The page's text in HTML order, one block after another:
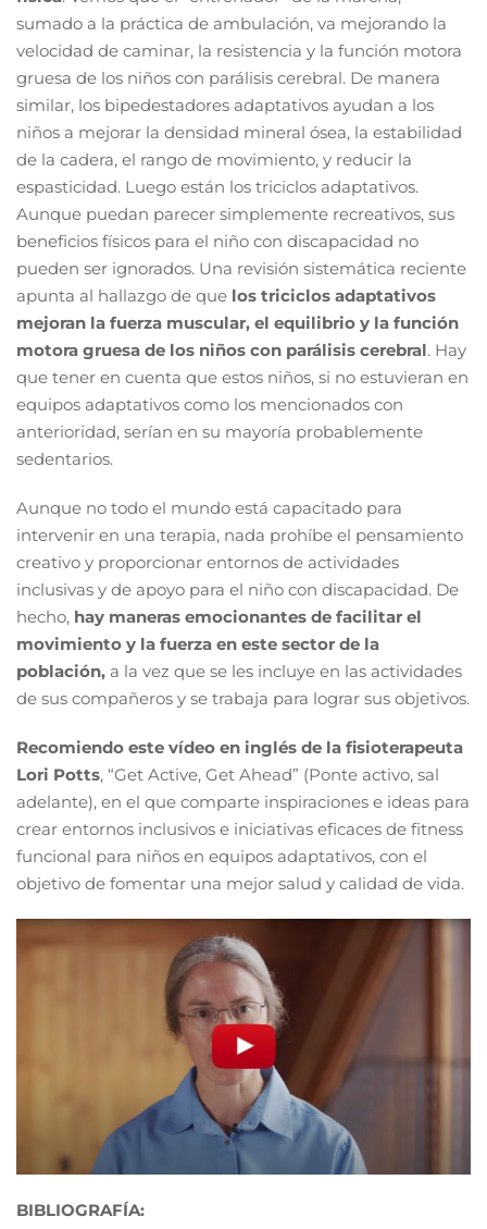
sumado a la práctica de ambulación, va mejorando la
velocidad de caminar, la resistencia y la función motora
gruesa de los niños con parálisis cerebral. De manera
similar, los bipedestadores adaptativos ayudan a los
niños a mejorar la densidad mineral ósea, la estabilidad
de la cadera, el rango de movimiento, y reducir la
espasticidad. Luego están los triciclos adaptativos.
Aunque puedan parecer simplemente recreativos, sus
beneficios físicos para el niño con discapacidad no
pueden ser ignorados. Una revisión sistemática reciente
apunta al hallazgo de que los triciclos adaptativos
mejoran la fuerza muscular, el equilibrio y la función
motora gruesa de los niños con parálisis cerebral. Hay
que tener en cuenta que estos niños, si no estuvieran en
equipos adaptativos como los mencionados con
anterioridad, serían en su mayoría probablemente
sedentarios.
Aunque no todo el mundo está capacitado para
intervenir en una terapia, nada prohíbe el pensamiento
creativo y proporcionar entornos de actividades
inclusivas y de apoyo para el niño con discapacidad. De
hecho, hay maneras emocionantes de facilitar el
movimiento y la fuerza en este sector de la
población, a la vez que se les incluye en las actividades
de sus compañeros y se trabaja para lograr sus objetivos.
Recomiendo este vídeo en inglés de la fisioterapeuta
Lori Potts, “Get Active, Get Ahead” (Ponte activo, sal
adelante), en el que comparte inspiraciones e ideas para
crear entornos inclusivos e iniciativas eficaces de fitness
funcional para niños en equipos adaptativos, con el
objetivo de fomentar una mejor salud y calidad de vida.
BIBLIOGRAFÍA: